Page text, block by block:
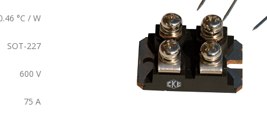
°C / W
SOT-227
600 V
75 A